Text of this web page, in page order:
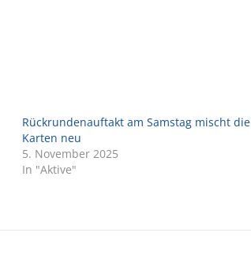
Rückrundenauftakt am Samstag mischt die
Karten neu
5. November 2025
In "Aktive"